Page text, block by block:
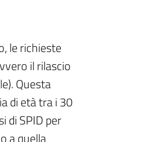
le richieste
il rilascio
Questa
di età tra i 30
di SPID per
a quella